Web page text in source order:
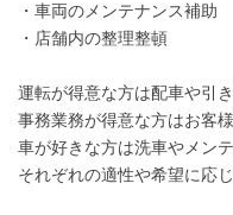
・車両のメンテナンス補助
・店舗内の整理整頓
運転が得意な方は配車や引
事務業務が得意な方はお客
車が好きな方は洗車やメン
それぞれの適性や希望に応